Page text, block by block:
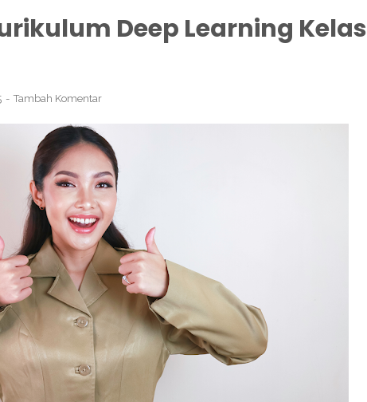
Deep Learning Kelas
Tambah Komentar